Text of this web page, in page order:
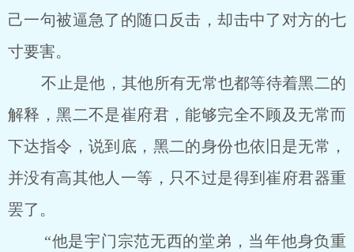
己一句被逼急了的随口反击，却击中了对方的七
寸要害。
不止是他，其他所有无常也都等待着黑二的
解释，黑二不是崔府君，能够完全不顾及无常而
下达指令，说到底，黑二的身份也依旧是无常，
并没有高其他人一等，只不过是得到崔府君器重
罢了。
“他是宇门宗范无西的堂弟，当年他身负重